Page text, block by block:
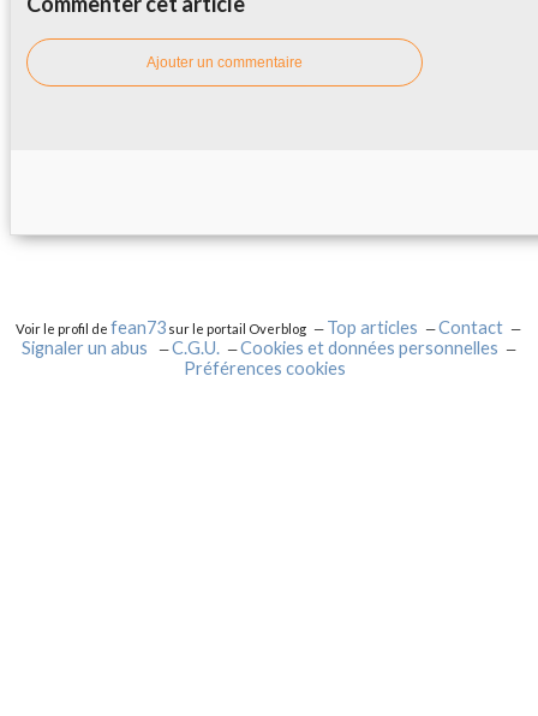
Ajouter un commentaire
Voir le profil defean73 sur le portail Overblog Top articles
Contact
Signaler un abus
C.G.U.
Cookies et données personnelles
Préférences cookies